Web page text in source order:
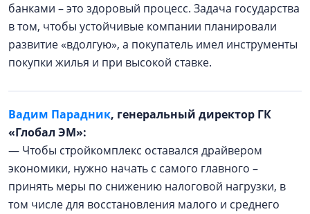
банками – это здоровый процесс. Задача государства
в том, чтобы устойчивые компании планировали
развитие «вдолгую», а покупатель имел инструменты
покупки жилья и при высокой ставке.
Вадим Парадник, генеральный директор ГК
«Глобал ЭМ»:
— Чтобы стройкомплекс оставался драйвером
экономики, нужно начать с самого главного –
принять меры по снижению налоговой нагрузки, в
том числе для восстановления малого и среднего